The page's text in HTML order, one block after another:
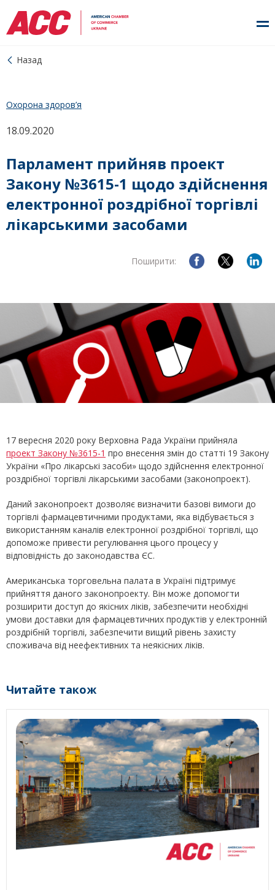
Назад
18.09.2020
Охорона здоров’я
Парламент прийняв проект
Закону №3615-1 щодо здійснення
електронної роздрібної торгівлі
лікарськими засобами
Поширити:
17 вересня 2020 року Верховна Рада України прийняла
проект Закону №3615-1 про внесення змін до статті 19 Закону
України «Про лікарські засоби» щодо здійснення електронної
роздрібної торгівлі лікарськими засобами (законопроект).
Даний законопроект дозволяє визначити базові вимоги до
торгівлі фармацевтичними продуктами, яка відбувається з
використанням каналів електронної роздрібної торгівлі, що
допоможе привести регулювання цього процесу у
відповідність до законодавства ЄС.
Американська торговельна палата в Україні підтримує
прийняття даного законопроекту. Він може допомогти
розширити доступ до якісних ліків, забезпечити необхідні
умови доставки для фармацевтичних продуктів у електронній
роздрібній торгівлі, забезпечити вищий рівень захисту
споживача від неефективних та неякісних ліків.
Читайте також